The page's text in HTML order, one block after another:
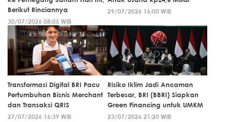
Berikut Rinciannya
30/07/2026 08:05 WIB
29/07/2026 16:00 WIB
Transformasi Digital BRI Pacu
Pertumbuhan Bisnis Merchant
dan Transaksi QRIS
27/07/2026 16:39 WIB
Risiko Iklim Jadi Ancaman
Terbesar, BRI (BBRI) Siapkan
Green Financing untuk UMKM
23/07/2026 21:20 WIB